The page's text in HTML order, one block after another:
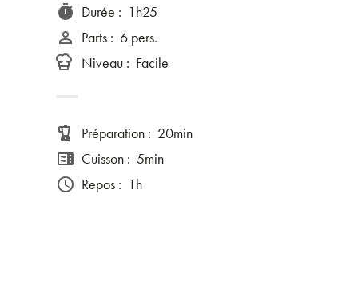
timer Durée : 1h25
person_outline Parts: 6 pers.
Niveau: Facile
blender Préparation: 20min
microwave Cuisson: 5min
access_time Repos: 1h